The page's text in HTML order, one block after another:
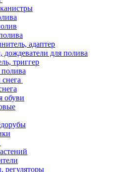
адаптер
дождеватели для полива
триггер
обуви
регуляторы